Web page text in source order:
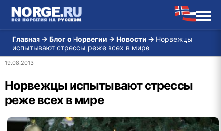
Главная → Блог о Норвегии → Новости → Норвежцы
испытывают стрессы реже всех в мире
19.08.2013
Норвежцы испытывают стрессы
реже всех в мире